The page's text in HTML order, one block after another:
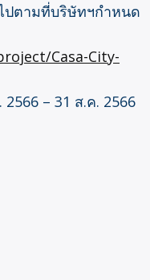
ปตามที่บริษัทฯกำหนด
Casa-City-
– 31 ส.ค. 2566